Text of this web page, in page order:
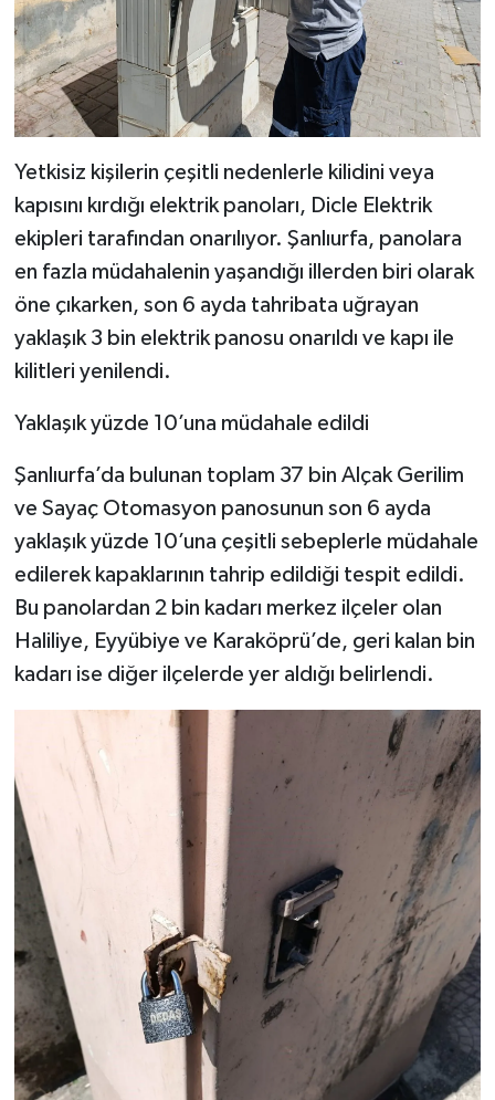
Yetkisiz kişilerin çeşitli nedenlerle kilidini veya
kapısını kırdığı elektrik panoları, Dicle Elektrik
ekipleri tarafından onarılıyor. Şanlıurfa, panolara
en fazla müdahalenin yaşandığı illerden biri olarak
öne çıkarken, son 6 ayda tahribata uğrayan
yaklaşık 3 bin elektrik panosu onarıldı ve kapı ile
kilitleri yenilendi.
Yaklaşık yüzde 10’una müdahale edildi
Şanlıurfa’da bulunan toplam 37 bin Alçak Gerilim
ve Sayaç Otomasyon panosunun son 6 ayda
yaklaşık yüzde 10’una çeşitli sebeplerle müdahale
edilerek kapaklarının tahrip edildiği tespit edildi.
Bu panolardan 2 bin kadarı merkez ilçeler olan
Haliliye, Eyyübiye ve Karaköprü’de, geri kalan bin
kadarı ise diğer ilçelerde yer aldığı belirlendi.